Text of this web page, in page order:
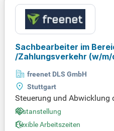
Sachbearbeiter im
/Zahlungsverkehr (w/m/
freenet DLS GmbH
Stuttgart
Steuerung und Abwicklung
verkehrs ist ein zentraler
n im Electronic Banking.
Festanstellung
Flexible Arbeitszeiten